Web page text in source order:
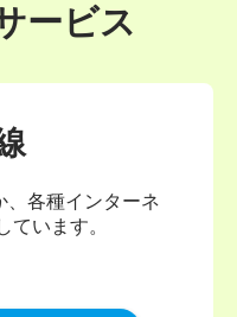
ービス
、各種インターネ
ています。